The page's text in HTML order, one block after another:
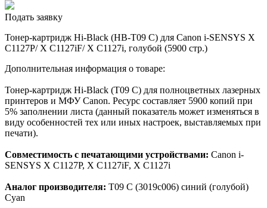
Подать заявку
Тонер-картридж Hi-Black (HB-T09 C) для Canon i-SENSYS X
C1127P/ X C1127iF/ X C1127i, голубой (5900 стр.)
Дополнительная информация о товаре:
Тонер-картридж Hi-Black (T09 C) для полноцветных лазерных
принтеров и МФУ Canon. Ресурс составляет 5900 копий при
5% заполнении листа (данный показатель может изменяться в
виду особенностей тех или иных настроек, выставляемых при
печати).
Совместимость с печатающими устройствами: Canon i-
SENSYS X C1127P, X C1127iF, X C1127i
Аналог производителя: T09 C (3019c006) синий (голубой)
Cyan